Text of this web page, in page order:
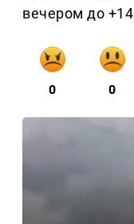
вечером до
0 0